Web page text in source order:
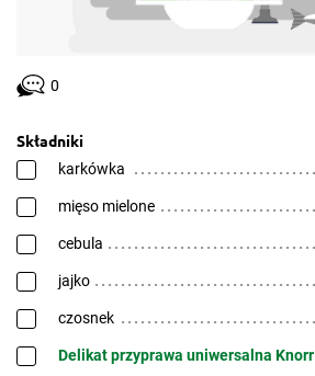
0
Składniki
karkówka
mięso mielone
cebula
jajko
czosnek
Delikat przyprawa uniwersalna Knorr